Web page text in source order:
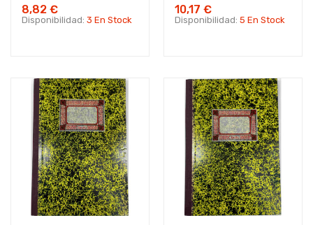
8,82 €
Disponibilidad: 3 En Stock
10,17 €
Disponibilidad: 5 En Stock